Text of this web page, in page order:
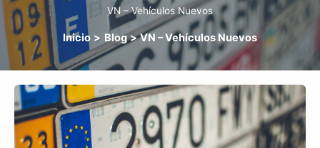
VN – Vehículos Nuevos
Inicio Blog VN – Vehículos Nuevos